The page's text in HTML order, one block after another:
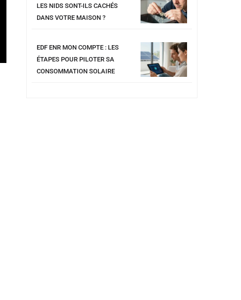
LES NIDS SONT-ILS CACHÉS
DANS VOTRE MAISON ?
EDF ENR MON COMPTE : LES
ÉTAPES POUR PILOTER SA
CONSOMMATION SOLAIRE